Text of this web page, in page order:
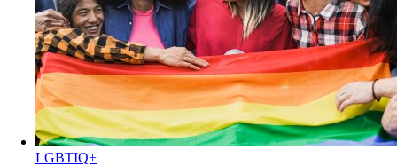
LGBTIQ+